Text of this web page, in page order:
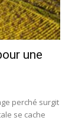
une
perché surgit
se cache